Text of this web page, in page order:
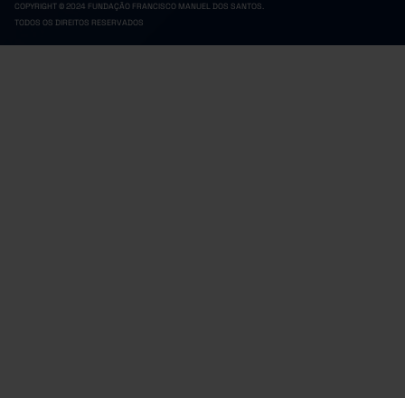
COPYRIGHT © 2024 FUNDAÇÃO FRANCISCO MANUEL DOS SANTOS.
TODOS OS DIREITOS RESERVADOS